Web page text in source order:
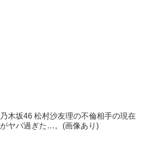
乃木坂46 松村沙友理の不倫相手の現在
がヤバ過ぎた…。(画像あり)